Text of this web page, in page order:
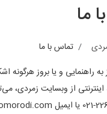
ما
تماس با ما
راهنمایی و یا بروز هرگونه
اینترنتی از وبسایت زمردی،